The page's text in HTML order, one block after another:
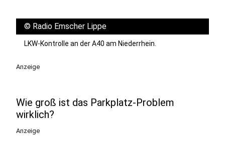
© Radio Emscher Lippe
LKW-Kontrolle an der A40 am Niederrhein.
Anzeige
Wie groß ist das Parkplatz-Problem
wirklich?
Anzeige